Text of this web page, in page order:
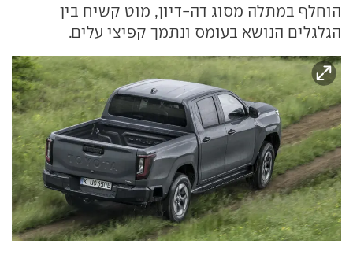
הוחלף במתלה מסוג דה-דיון, מוט קשיח בין
הגלגלים הנושא בעומס ונתמך קפיצי עלים.